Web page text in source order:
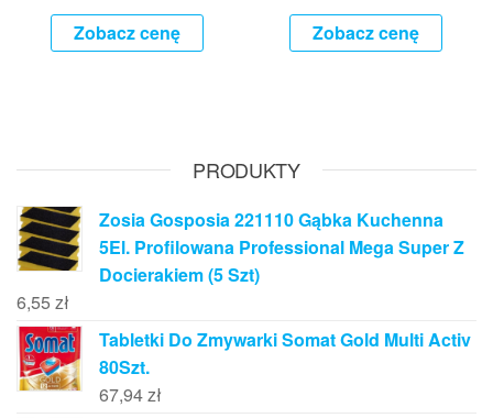
Zobacz cenę Zobacz cenę
PRODUKTY
Zosia Gosposia 221110 Gąbka Kuchenna
5El. Profilowana Professional Mega Super Z
Docierakiem (5 Szt)
6,55 zł
Tabletki Do Zmywarki Somat Gold Multi Activ
80Szt.
67,94zł